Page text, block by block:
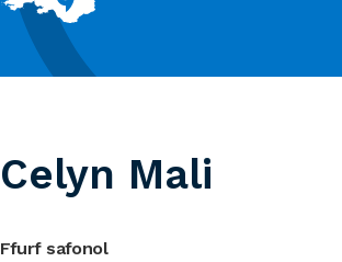
Celyn Mali
Ffurf safonol